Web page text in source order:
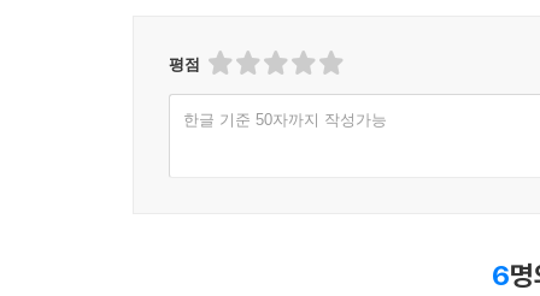
평점
한글 기준 50자까지 작성가능
6